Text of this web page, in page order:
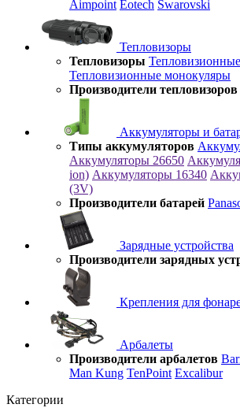
Aimpoint Eotech Swarovski
Тепловизоры
Тепловизоры
Тепловизионные монокуляры
Производители тепловизоров
Аккумуляторы и
Типы аккумуляторов
Аккумуляторы 26650
ion) Аккумуляторы 16340
(3V)
Производители батарей
Зарядные устройства
Производители зарядных
Крепления для
Арбалеты
Производители арбалетов
Man Kung TenPoint Excalibur
Категории